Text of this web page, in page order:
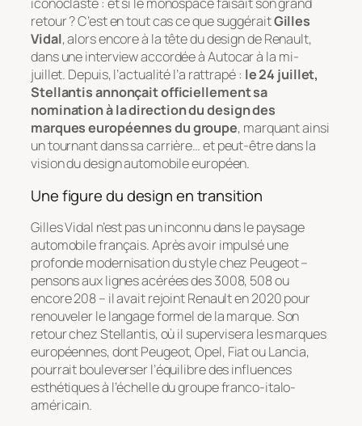
retour ? C’est en tout cas ce que suggéraitGilles
Vidal, alors encore à la tête du design de Renault,
dans une interview accordée àAutocarà la mi-
juillet. Depuis, l’actualité l’a rattrapé : le 24 juillet,
Stellantis annonçait officiellement sa
nomination à la direction du design des
marques européennes du groupe, marquant ainsi
un tournant dans sa carrière… et peut-être dans la
vision du design automobile européen.
Une figure du design en transition
Gilles Vidal n’est pas un inconnu dans le paysage
automobile français. Après avoir impulsé une
profonde modernisation du style chez Peugeot –
pensons aux lignes acérées des 3008, 508 ou
encore 208 – il avait rejoint Renault en 2020 pour
renouveler le langage formel de la marque. Son
retour chez Stellantis, où il supervisera les marques
européennes, dont Peugeot, Opel, Fiat ou Lancia,
pourrait bouleverser l’équilibre des influences
esthétiques à l’échelle du groupe franco-italo-
américain.